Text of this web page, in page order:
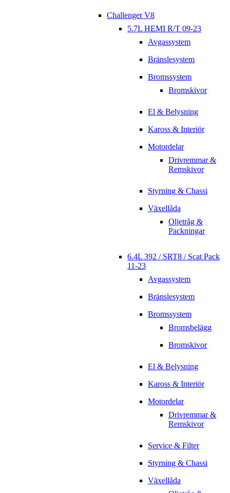
Challenger V8
5.7L HEMI R/T 09-23
Avgassystem
Bränslesystem
Bromssystem
Bromskivor
El & Belysning
Kaross & Interiör
Motordelar
Drivremmar &
Remskivor
Styrning & Chassi
Växellåda
Oljetråg &
Packningar
6.4L 392 / SRT8 / Scat Pack
11-23
Avgassystem
Bränslesystem
Bromssystem
Bromsbelägg
Bromskivor
El & Belysning
Kaross & Interiör
Motordelar
Drivremmar &
Remskivor
Service & Filter
Styrning & Chassi
Växellåda